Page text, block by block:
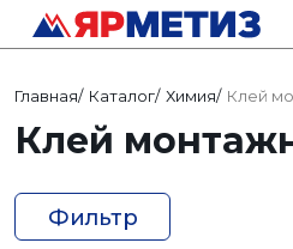
Главная/ Каталог/ Химия/ Клей
Клей
Фильтр